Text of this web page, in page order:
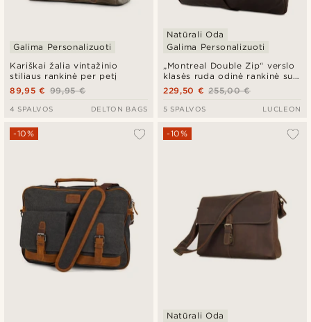
Kariškai žalia vintažinio
stiliaus rankinė per petį
Galima Personalizuoti
99,95 €
89,95 €
4 SPALVOS DELTON BAGS
„Montreal Double Zip“ verslo
klasės ruda odinė rankinė su
dviem užtrauktukais
Natūrali Oda
Galima Personalizuoti
255,00 €
229,50 €
5 SPALVOS LUCLEON
-10% -10%
Natūrali Oda